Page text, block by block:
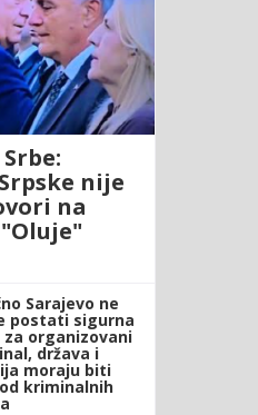
nije
na
Sarajevo ne
postati sigurna
za organizovani
država i
moraju biti
kriminalnih